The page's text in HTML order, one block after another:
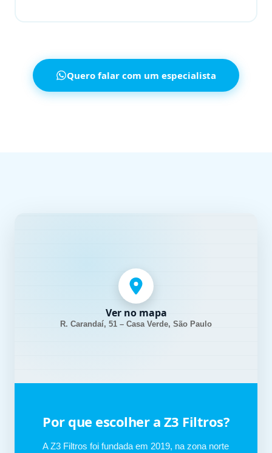
Quero falar com um especialista
Ver no mapa
R. Carandaí, 51 – Casa Verde, São Paulo
Por que escolher a Z3 Filtros?
A Z3 Filtros foi fundada em 2019, na zona norte